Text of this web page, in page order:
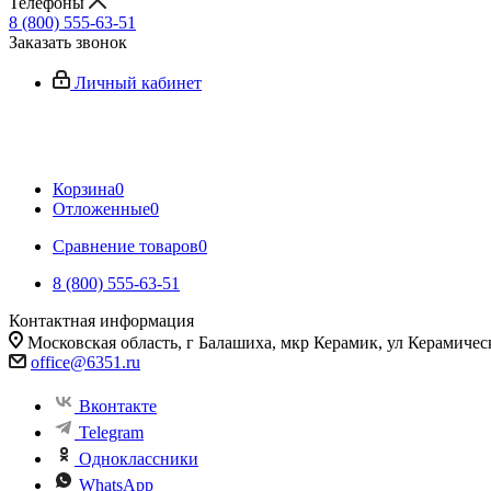
8 (800) 555-63-51
Заказать звонок
Личный кабинет
Корзина0
Отложенные0
Сравнение товаров0
8 (800) 555-63-51
Контактная информация
Московская область, г Балашиха, мкр Керамик, ул
office@6351.ru
Вконтакте
Telegram
Одноклассники
WhatsApp